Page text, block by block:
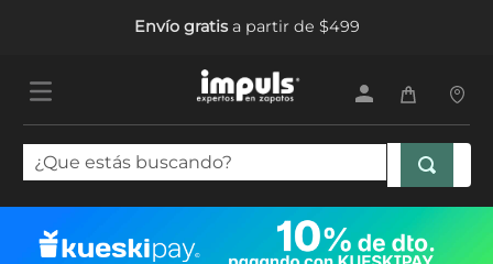
Envío gratisa partir de $499
¿Que estás buscando?
1.
sandalias mujer